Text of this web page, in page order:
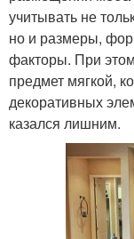
учитывать не
но и размеры,
факторы. При
предмет мягкой,
декоративных
казался лишним.